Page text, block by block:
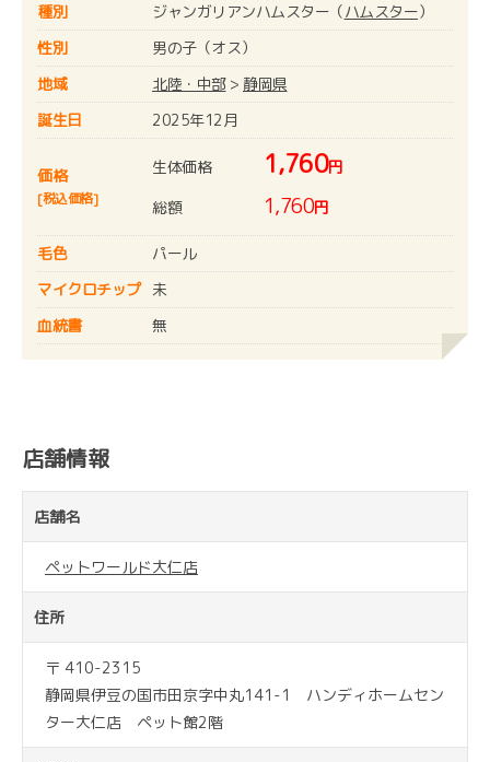
種別 ジャンガリアンハムスター（ハムスター）
性別
男の子（オス）
地域
北陸・中部> 静岡県
誕生日
2025年12月
価格
[税込価格]
生体価格 1,760円
総額
1,760円
毛色
パール
マイクロチップ
未
血統書
無
店舗情報
店舗名
ペットワールド大仁店
住所
〒 410-2315
静岡県伊豆の国市田京字中丸141-1 ハンディホームセン
ター大仁店 ペット館2階